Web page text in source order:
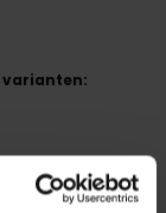
varianten: